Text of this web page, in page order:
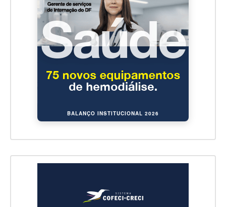
BALANÇO INSTITUCIONAL 2026